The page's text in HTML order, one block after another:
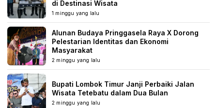
di Destinasi Wisata
1 minggu yang lalu
Alunan Budaya Pringgasela Raya X Dorong
Pelestarian Identitas dan Ekonomi
Masyarakat
2 minggu yang lalu
Bupati Lombok Timur Janji Perbaiki Jalan
Wisata Tetebatu dalam Dua Bulan
2 minggu yang lalu